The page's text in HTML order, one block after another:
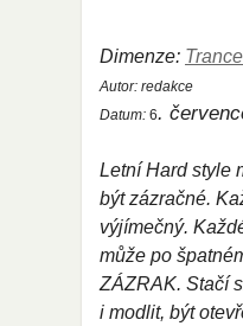
Dimenze:
Autor: redakce
Datum: 6.
Letní Hard style
být zázračné.
výjímečný.
může po
ZÁZRAK. Stačí
i modlit, být